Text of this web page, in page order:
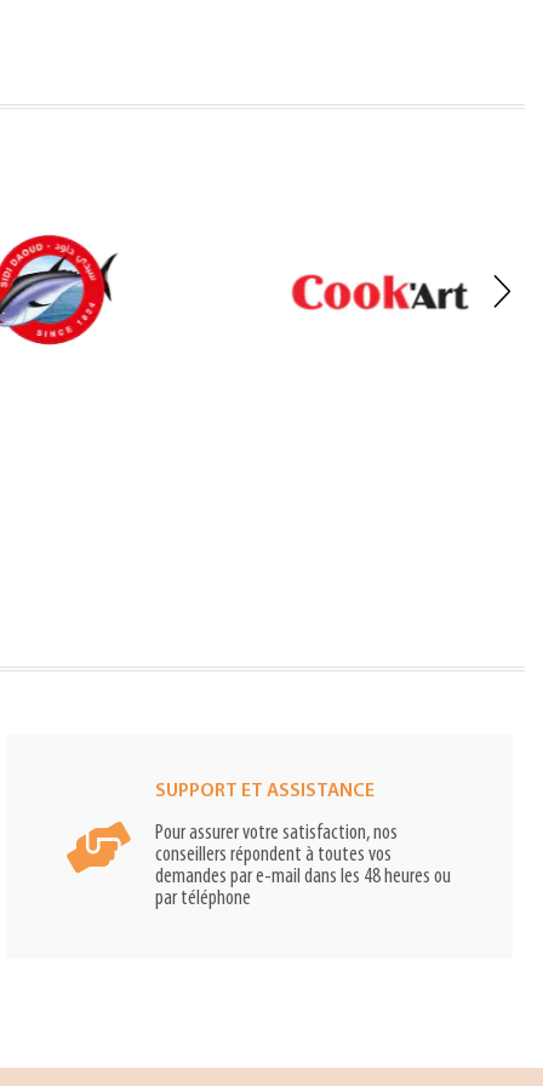
SUPPORT ET ASSISTANCE
Pour assurer votre satisfaction, nos
conseillers répondent à toutes vos
demandes par e-mail dans les 48 heures ou
par téléphone